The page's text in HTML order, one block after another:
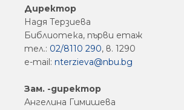
Директор
Надя Терзиева
Библиотека, първи етаж
тел.: 02/8110 290, в. 1290
e-mail: nterzieva@nbu.bg
Зам. -директор
Ангелина Гимишева